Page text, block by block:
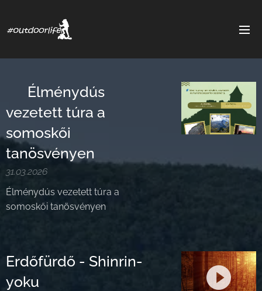
🌋 Élménydús
vezetett túra a
somoskői
tanösvényen
31.03.2026
Élménydús vezetett túra a
somoskői tanösvényen
Erdőfürdő - Shinrin-
yoku